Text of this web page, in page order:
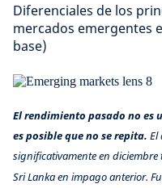
Diferenciales de los
mercados emergentes
base)
El rendimiento pasado no
es posible que no se repita. El
significativamente en
Sri Lanka en impago anterior.